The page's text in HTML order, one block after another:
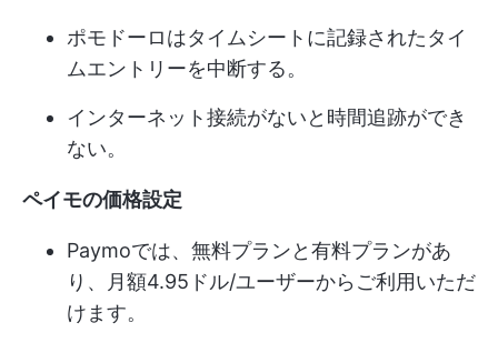
ポモドーロはタイムシートに記録されたタイ
ムエントリーを中断する。
インターネット接続がないと時間追跡ができ
ない。
ペイモの価格設定
Paymoでは、無料プランと有料プランがあ
り、月額4.95ドル/ユーザーからご利用いただ
けます。